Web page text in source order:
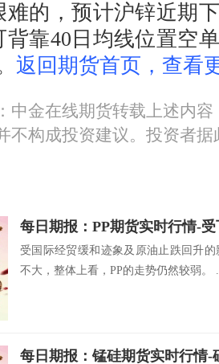
难的，预计沪锌近期
背靠40日均线位置空
返回期货首页，查看
中金在线期货转载上述内
不构成投资建议。投资者
受国际经贸缓和迹象及原油止跌回升
不大，整体上看，PP的走势仍然较弱。